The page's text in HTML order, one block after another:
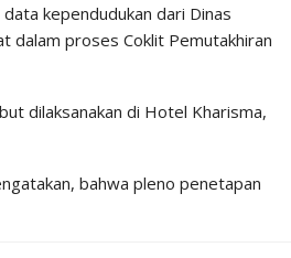
kependudukan dari Dinas
dalam proses Coklit Pemutakhiran
dilaksanakan di Hotel Kharisma,
bahwa pleno penetapan